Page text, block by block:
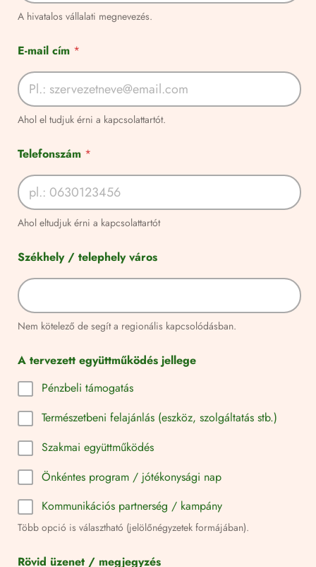
n
z
á
m
t
e
v
z
t
t
*
A hivatalos vállalati megnevezés.
E-mail cím *
Ahol el tudjuk érni a kapcsolattartót.
Telefonszám *
Ahol eltudjuk érni a kapcsolattartót
Székhely / telephely város
Nem kötelező de segít a regionális kapcsolódásban.
A tervezett együttműködés jellege
Pénzbeli támogatás
Természetbeni felajánlás (eszköz, szolgáltatás stb.)
Szakmai együttműködés
Önkéntes program / jótékonysági nap
Kommunikációs partnerség / kampány
Több opció is választható (jelölőnégyzetek formájában).
Rövid üzenet / megjegyzés